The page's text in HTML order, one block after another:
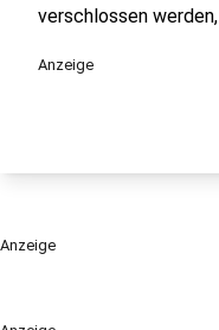
verschlossen
Anzeige
Anzeige